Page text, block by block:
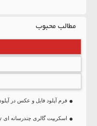
مطالب محبوب
فرم آپلود فایل و عکس در
اسکریپت گالری چندرسانه ای Simple Lightbox Gallery